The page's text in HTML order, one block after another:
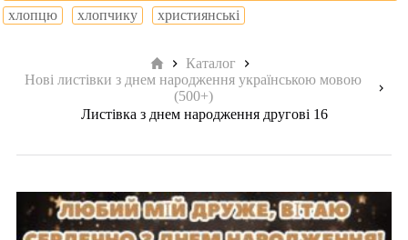
хлопцю
хлопчику християнські
Головна
Каталог
Нові листівки з днем народження українською мовою
(500+)
Листівка з днем народження другові 16